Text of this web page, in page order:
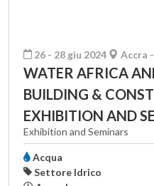
26 - 28 giu 2024 Accra
WATER AFRICA
BUILDING &
EXHIBITION AND
Exhibition and Seminars
Acqua
Settore Idrico